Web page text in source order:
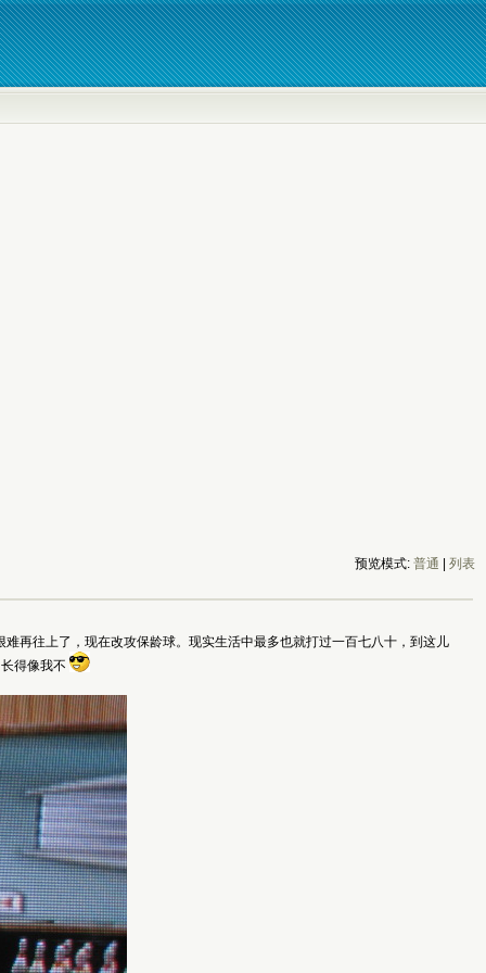
预览模式: 普通 列表
再往上了，现在改攻保龄球。现实生活中最多也就打过一百七八十，到这儿
得像我不